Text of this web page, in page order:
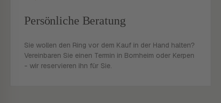
Persönliche Beratung
Sie wollen den Ring vor dem Kauf in der Hand halten?
Vereinbaren Sie einen Termin in Bornheim oder Kerpen
- wir reservieren ihn für Sie.